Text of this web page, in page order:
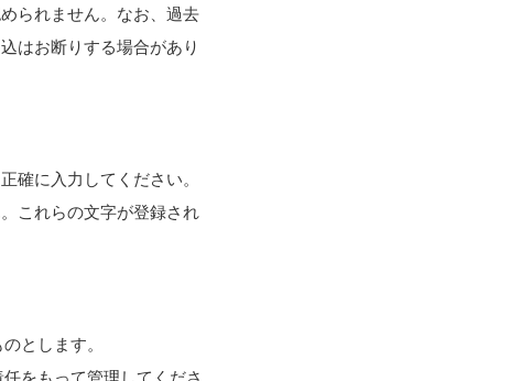
られません。なお、過去
はお断りする場合があり
確に入力してください。
これらの文字が登録され
とします。
をもって管理してくださ